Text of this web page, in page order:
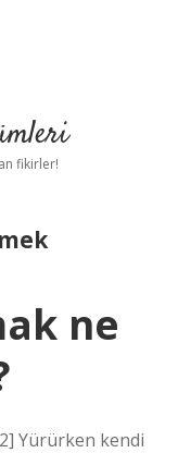
fikirler!
ne
Yürürken kendi